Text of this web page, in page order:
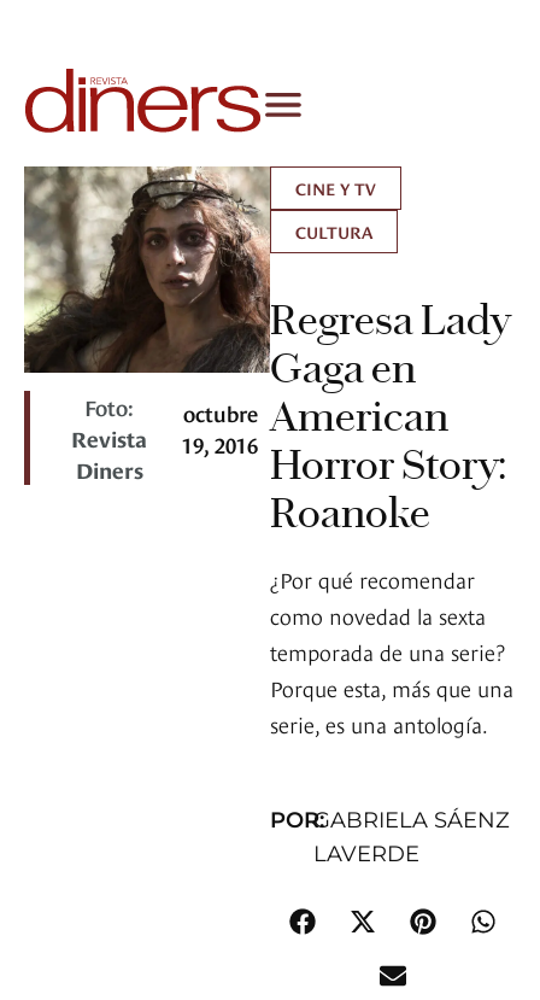
Foto:
Revista
Diners
octubre
19, 2016
CINE Y TV
CULTURA
Regresa Lady
Gaga en
American
Horror Story:
Roanoke
¿Por qué recomendar
como novedad la sexta
temporada de una serie?
Porque esta, más que una
serie, es una antología.
POR:GABRIELA SÁENZ
LAVERDE